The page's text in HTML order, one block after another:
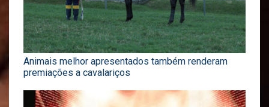
Animais melhor apresentados também renderam
premiações a cavalariços